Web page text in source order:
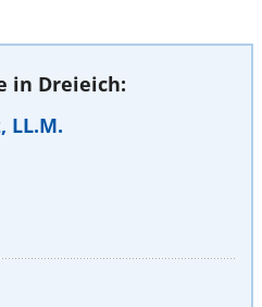
in Dreieich:
LL.M.